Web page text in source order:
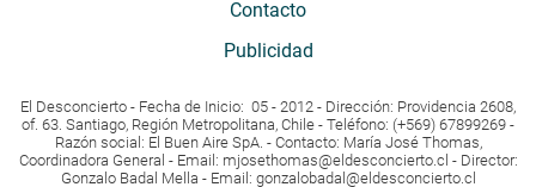
Contacto
Publicidad
El Desconcierto - Fecha de Inicio: 05 - 2012 - Dirección: Providencia 2608,
of. 63. Santiago, Región Metropolitana, Chile - Teléfono: (+569) 67899269 -
Razón social: El Buen Aire SpA. - Contacto: María José Thomas,
Coordinadora General - Email: mjosethomas@eldesconcierto.cl - Director:
Gonzalo Badal Mella - Email: gonzalobadal@eldesconcierto.cl